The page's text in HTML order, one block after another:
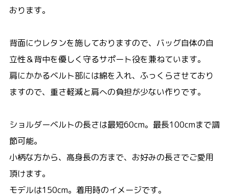
おります。
背面にウレタンを施しておりますので、バッグ自体の自
立性＆背中を優しく守るサポート役を兼ねています。
肩にかかるベルト部には綿を入れ、ふっくらさせており
ますので、重さ軽減と肩への負担が少ない作りです。
ショルダーベルトの長さは最短60cm。最長100cmまで調
節可能。
小柄な方から、高身長の方まで、お好みの長さでご愛用
頂けます。
モデルは150cm。着用時のイメージです。